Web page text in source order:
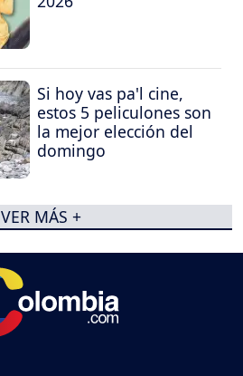
Si hoy vas pa'l cine,
estos 5 peliculones son
la mejor elección del
domingo
VER MÁS +